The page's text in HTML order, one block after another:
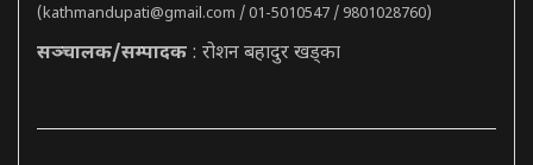
(kathmandupati@gmail.com / 01-5010547 / 9801028760)
सञ्चालक/सम्पादक : रोशन बहादुर खड्का